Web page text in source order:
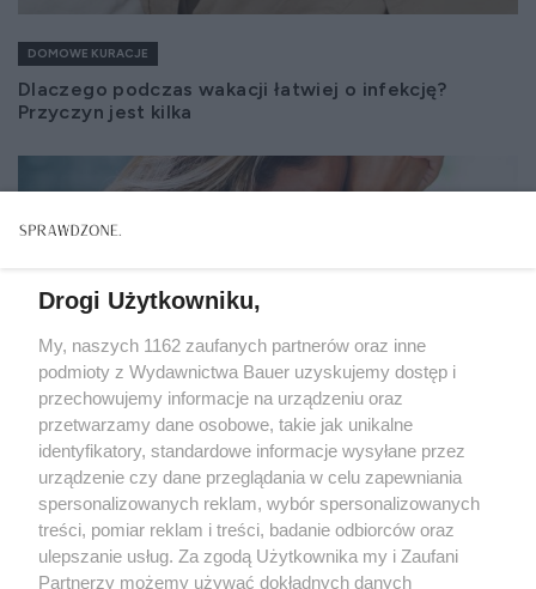
DOMOWE KURACJE
Dlaczego podczas wakacji łatwiej o infekcję?
Przyczyn jest kilka
DOMOWE KURACJE
Drogi Użytkowniku,
My, naszych 1162 zaufanych partnerów oraz inne
podmioty z Wydawnictwa Bauer uzyskujemy dostęp i
przechowujemy informacje na urządzeniu oraz
przetwarzamy dane osobowe, takie jak unikalne
identyfikatory, standardowe informacje wysyłane przez
urządzenie czy dane przeglądania w celu zapewniania
spersonalizowanych reklam, wybór spersonalizowanych
treści, pomiar reklam i treści, badanie odbiorców oraz
ulepszanie usług. Za zgodą Użytkownika my i Zaufani
Partnerzy możemy używać dokładnych danych